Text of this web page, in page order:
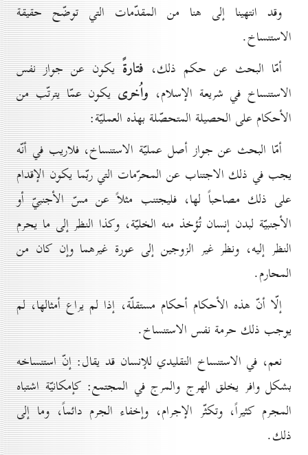
وقد انتهينا إلى هنا من المقدّمات التي توضّح حقيقة
الاستنساخ.
أمّا البحث عن حكم ذلك، فتارةً يكون عن جواز نفس
الاستنساخ في شريعة الإسلام، واُخرى يكون عمّا يترتّب من
الأحكام على الحصيلة المتحصّلة بهذه العمليّة:
أمّا البحث عن جواز أصل عمليّة الاستنساخ، فلاريب في أنّه
يجب في ذلك الاجتناب عن المحرّمات التي ربّما يكون الإقدام
على ذلك مصاحباً لها، فليجتنب مثلاً عن مسّ الأجنبيّ أو
الأجنبيّة لبدن إنسان تُؤخذ منه الخليّة، وكذا النظر إلى ما يحرم
النظر إليه، ونظر غير الزوجين إلى عورة غيرهما وإن كان من
المحارم.
إلّا أنّ هذه الأحكام أحكام مستقلّة، إذا لم يراع أمثالها، لم
يوجب ذلك حرمة نفس الاستنساخ.
نعم، في الاستنساخ التقليدي للإنسان قد يقال: إنّ استنساخه
بشكل وافر يخلق الهرج والمرج في المجتمع: كإمكانيّة اشتباه
المجرم كثيراً، وتكثّر الإجرام، وإخفاء الجرم دائماً، وما إلى
ذلك.